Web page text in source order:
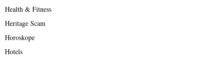
Health & Fitness
Heritage Scam
Horoskope
Hotels